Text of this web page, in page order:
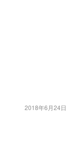
2018年6月24日